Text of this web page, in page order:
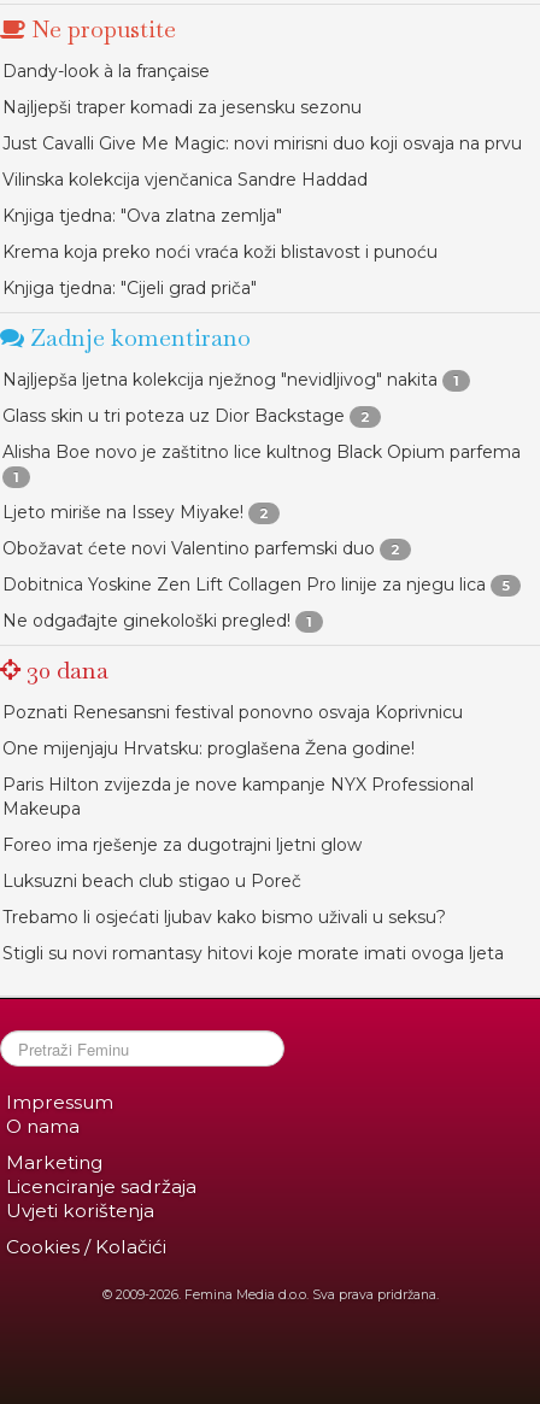
Ne propustite
Dandy-look à la française
Najljepši traper komadi za jesensku sezonu
Just Cavalli Give Me Magic: novi mirisni duo koji osvaja na prvu
Vilinska kolekcija vjenčanica Sandre Haddad
Knjiga tjedna: "Ova zlatna zemlja"
Krema koja preko noći vraća koži blistavost i punoću
Knjiga tjedna: "Cijeli grad priča"
Zadnje komentirano
Najljepša ljetna kolekcija nježnog "nevidljivog" nakita 1
Glass skin u tri poteza uz Dior Backstage 2
Alisha Boe novo je zaštitno lice kultnog Black Opium parfema
1
Ljeto miriše na Issey Miyake! 2
Obožavat ćete novi Valentino parfemski duo 2
Dobitnica Yoskine Zen Lift Collagen Pro linije za njegu lica 5
Ne odgađajte ginekološki pregled! 1
30 dana
Poznati Renesansni festival ponovno osvaja Koprivnicu
One mijenjaju Hrvatsku: proglašena Žena godine!
Paris Hilton zvijezda je nove kampanje NYX Professional
Makeupa
Foreo ima rješenje za dugotrajni ljetni glow
Luksuzni beach club stigao u Poreč
Trebamo li osjećati ljubav kako bismo uživali u seksu?
Stigli su novi romantasy hitovi koje morate imati ovoga ljeta
Impressum
O nama
Marketing
Licenciranje sadržaja
Uvjeti korištenja
Cookies / Kolačići
© 2009-2026. Femina Media d.o.o. Sva prava pridržana.